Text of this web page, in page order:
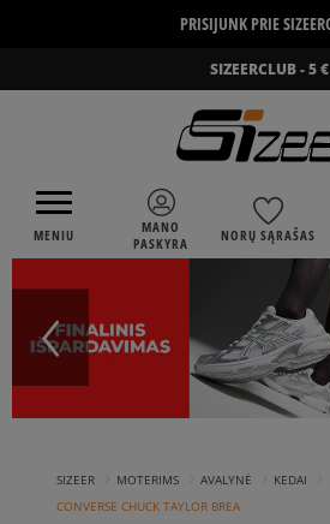
PRISIJUNK PRIE
SIZEERCLUB - 5 €
MENIU
MANO
PASKYRA
NORŲ SĄRAŠAS
SIZEER MOTERIMS AVALYNĖ KEDAI
CONVERSE CHUCK TAYLOR BREA